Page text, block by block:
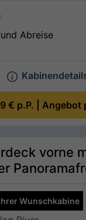
Abreise
€ p.P. | Angebot
vorne
Wunschkabine